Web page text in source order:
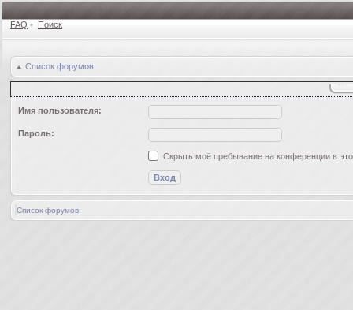
FAQ • Поиск
Список форумов
Имя пользователя:
Пароль:
Скрыть моё пребывание на конференции в
Список форумов